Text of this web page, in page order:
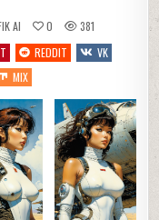
AI 0
381
REDDIT
VK
MIX